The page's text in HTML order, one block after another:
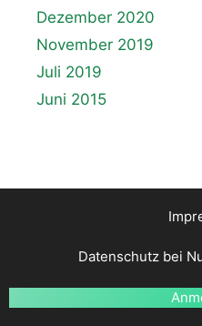
Dezember 2020
November 2019
Juli 2019
Juni 2015
Datenschutz bei